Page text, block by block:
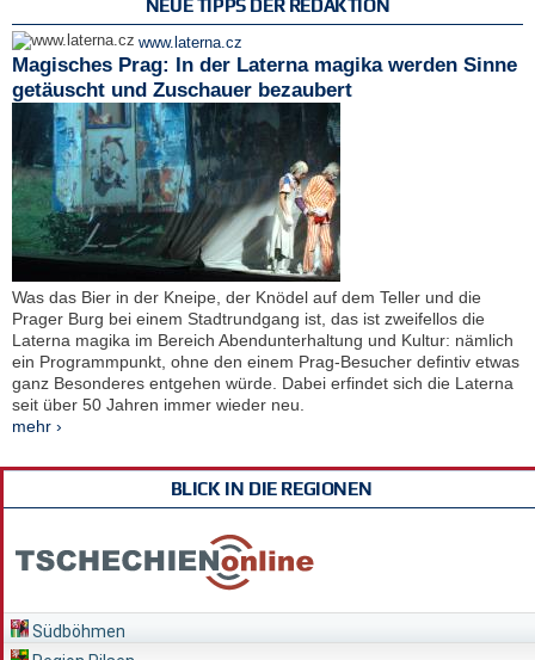
NEUE TIPPS DER REDAKTION
www.laterna.cz
Magisches Prag: In der Laterna magika werden Sinne
getäuscht und Zuschauer bezaubert
Was das Bier in der Kneipe, der Knödel auf dem Teller und die
Prager Burg bei einem Stadtrundgang ist, das ist zweifellos die
Laterna magika im Bereich Abendunterhaltung und Kultur: nämlich
ein Programmpunkt, ohne den einem Prag-Besucher defintiv etwas
ganz Besonderes entgehen würde. Dabei erfindet sich die Laterna
seit über 50 Jahren immer wieder neu.
mehr ›
BLICK IN DIE REGIONEN
Südböhmen